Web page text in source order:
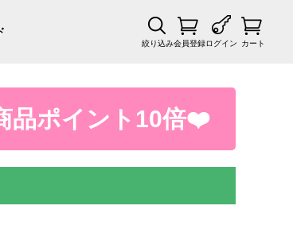
絞り込み会員登録ログイン カート
品ポイント10倍❤️